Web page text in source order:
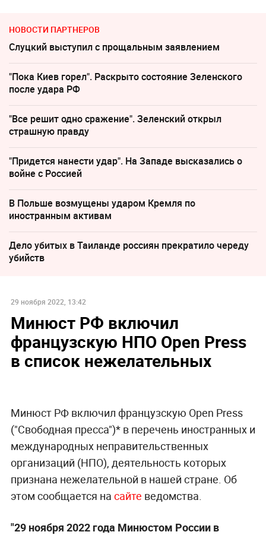
НОВОСТИ ПАРТНЕРОВ
Слуцкий выступил с прощальным заявлением
"Пока Киев горел". Раскрыто состояние Зеленского
после удара РФ
"Все решит одно сражение". Зеленский открыл
страшную правду
"Придется нанести удар". На Западе высказались о
войне с Россией
В Польше возмущены ударом Кремля по
иностранным активам
Дело убитых в Таиланде россиян прекратило череду
убийств
29 ноября 2022, 13:42
Минюст РФ включил
французскую НПО Open Press
в список нежелательных
Минюст РФ включил французскую Open Press
("Свободная пресса")* в перечень иностранных и
международных неправительственных
организаций (НПО), деятельность которых
признана нежелательной в нашей стране. Об
этом сообщается на сайте ведомства.
"29 ноября 2022 года Минюстом России в